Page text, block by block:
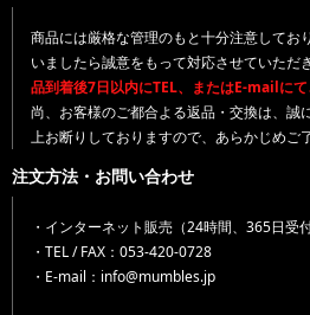
商品には厳格な管理のもと十分注意してお
いましたら誠意をもって対応させていただ
品到着後7日以内にTEL、またはE-mailにて
尚、お客様のご都合よる返品・交換は、誠
上お断りしておりますので、あらかじめご
注文方法・お問い合わせ
・インターネット販売（24時間、365日受付
・TEL / FAX：053-420-0728
・E-mail：info@mumbles.jp